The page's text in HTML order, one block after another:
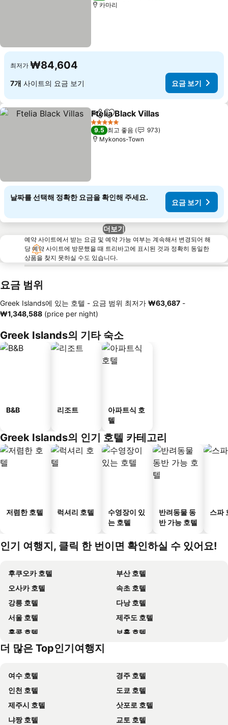
카마리
최저가 ₩84,604
7개 사이트의 요금 보기 요금 보기
공유 즐겨찾기에 추가
Ftelia Black Villas
5 성급
9.5 최고 좋음
973
Mykonos-Town
날짜를 선택해 정확한 요금을 확인해 주세요.
요금 보기
더보기
예약 사이트에서 받는 요금 및 예약 가능 여부는 계속해서 변경되어 해
당 예약 사이트에 방문했을 때 트리바고에 표시된 것과 정확히 동일한
상품을 찾지 못하실 수도 있습니다.
요금 범위
Greek Islands에 있는 호텔 - 요금 범위 최저가 ‎₩63,687 -
‎₩1,348,588 (price per night)
Greek Islands의 기타 숙소
B&B 리조트
아파트식 호
텔
Greek Islands의 인기 호텔 카테고리
저렴한 호텔 럭셔리 호텔
수영장이 있
는 호텔
반려동물 동
반 가능 호텔
스파
인기 여행지, 클릭 한 번이면 확인하실 수 있어요!
후쿠오카 호텔
부산 호텔
오사카 호텔
속초 호텔
강릉 호텔
다낭 호텔
서울 호텔
제주도 호텔
홍콩 호텔
보홀 호텔
강원도 호텔
더 많은 Top인기여행지
여수 호텔
경주 호텔
인천 호텔
도쿄 호텔
제주시 호텔
삿포로 호텔
냐짱 호텔
교토 호텔